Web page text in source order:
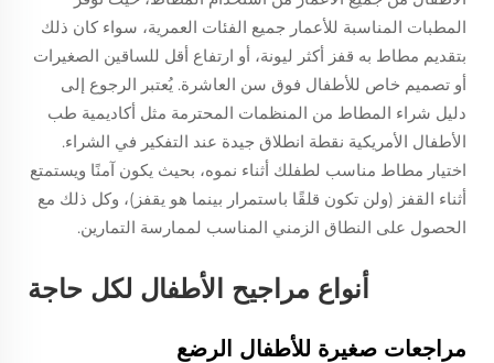
المطبات المناسبة للأعمار جميع الفئات العمرية، سواء كان ذلك
بتقديم مطاط به قفز أكثر ليونة، أو ارتفاع أقل للساقين الصغيرات
أو تصميم خاص للأطفال فوق سن العاشرة. يُعتبر الرجوع إلى
دليل شراء المطاط من المنظمات المحترمة مثل أكاديمية طب
الأطفال الأمريكية نقطة انطلاق جيدة عند التفكير في الشراء.
اختيار مطاط مناسب لطفلك أثناء نموه، بحيث يكون آمنًا ويستمتع
أثناء القفز (ولن تكون قلقًا باستمرار بينما هو يقفز)، وكل ذلك مع
الحصول على النطاق الزمني المناسب لممارسة التمارين.
أنواع مراجيح الأطفال لكل حاجة
مراجعات صغيرة للأطفال الرضع